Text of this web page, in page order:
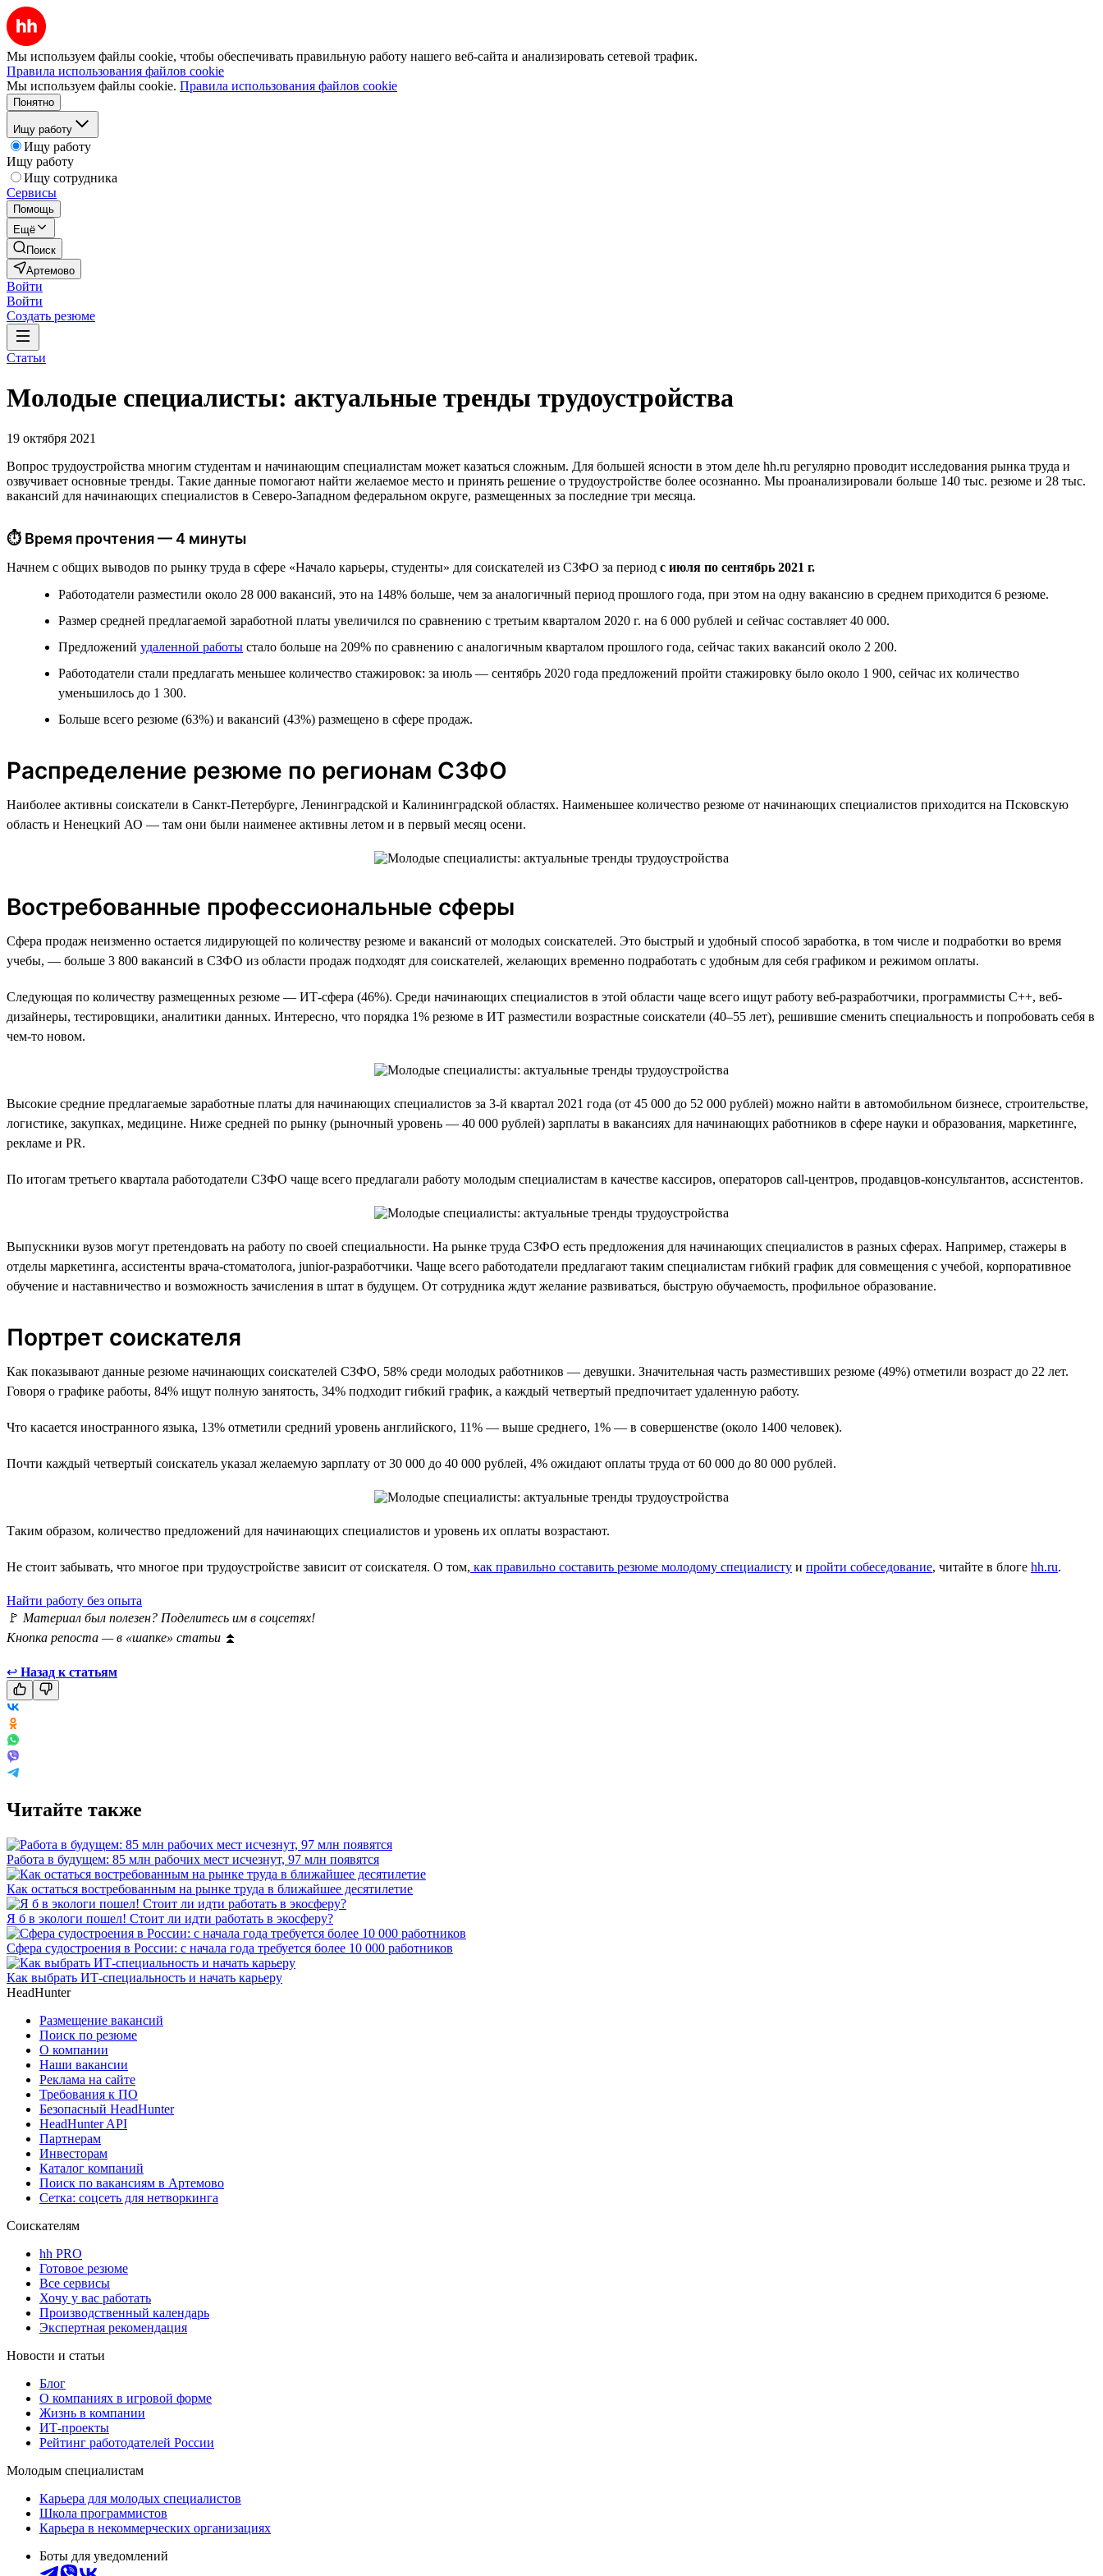
Мы используем файлы cookie, чтобы обеспечивать правильную работу нашего веб-сайта и анализировать сетевой трафик.
Правила использования файлов cookie
Мы используем файлы cookie. Правила использования файлов cookie
Понятно
Ищу работу
Ищу работу
Ищу работу
Ищу сотрудника
Сервисы
Помощь
Ещё
Поиск
Артемово
Войти
Войти
Создать резюме
Статьи
Молодые специалисты: актуальные тренды трудоустройства
19 октября 2021
Вопрос трудоустройства многим студентам и начинающим специалистам может казаться сложным. Для большей ясности в этом деле hh.ru регулярно проводит исследования рынка труда и
озвучивает основные тренды. Такие данные помогают найти желаемое место и принять решение о трудоустройстве более осознанно. Мы проанализировали больше 140 тыс. резюме и 28 тыс.
вакансий для начинающих специалистов в Северо-Западном федеральном округе, размещенных за последние три месяца.
⏱ Время прочтения — 4 минуты
Начнем с общих выводов по рынку труда в сфере «Начало карьеры, студенты» для соискателей из СЗФО за период с июля по сентябрь 2021 г.
Работодатели разместили около 28 000 вакансий, это на 148% больше, чем за аналогичный период прошлого года, при этом на одну вакансию в среднем приходится 6 резюме.
Размер средней предлагаемой заработной платы увеличился по сравнению с третьим кварталом 2020 г. на 6 000 рублей и сейчас составляет 40 000.
Предложений удаленной работы стало больше на 209% по сравнению с аналогичным кварталом прошлого года, сейчас таких вакансий около 2 200.
Работодатели стали предлагать меньшее количество стажировок: за июль — сентябрь 2020 года предложений пройти стажировку было около 1 900, сейчас их количество
уменьшилось до 1 300.
Больше всего резюме (63%) и вакансий (43%) размещено в сфере продаж.
Распределение резюме по регионам СЗФО
Наиболее активны соискатели в Санкт-Петербурге, Ленинградской и Калининградской областях. Наименьшее количество резюме от начинающих специалистов приходится на Псковскую
область и Ненецкий АО — там они были наименее активны летом и в первый месяц осени.
Востребованные профессиональные сферы
Сфера продаж неизменно остается лидирующей по количеству резюме и вакансий от молодых соискателей. Это быстрый и удобный способ заработка, в том числе и подработки во время
учебы, — больше 3 800 вакансий в СЗФО из области продаж подходят для соискателей, желающих временно подработать с удобным для себя графиком и режимом оплаты.
Следующая по количеству размещенных резюме — ИТ-сфера (46%). Среди начинающих специалистов в этой области чаще всего ищут работу веб-разработчики, программисты C++, веб-
дизайнеры, тестировщики, аналитики данных. Интересно, что порядка 1% резюме в ИТ разместили возрастные соискатели (40–55 лет), решившие сменить специальность и попробовать себя в
чем-то новом.
Высокие средние предлагаемые заработные платы для начинающих специалистов за 3-й квартал 2021 года (от 45 000 до 52 000 рублей) можно найти в автомобильном бизнесе, строительстве,
логистике, закупках, медицине. Ниже средней по рынку (рыночный уровень — 40 000 рублей) зарплаты в вакансиях для начинающих работников в сфере науки и образования, маркетинге,
рекламе и PR.
По итогам третьего квартала работодатели СЗФО чаще всего предлагали работу молодым специалистам в качестве кассиров, операторов call-центров, продавцов-консультантов, ассистентов.
Выпускники вузов могут претендовать на работу по своей специальности. На рынке труда СЗФО есть предложения для начинающих специалистов в разных сферах. Например, стажеры в
отделы маркетинга, ассистенты врача-стоматолога, junior-разработчики. Чаще всего работодатели предлагают таким специалистам гибкий график для совмещения с учебой, корпоративное
обучение и наставничество и возможность зачисления в штат в будущем. От сотрудника ждут желание развиваться, быструю обучаемость, профильное образование.
Портрет соискателя
Как показывают данные резюме начинающих соискателей СЗФО, 58% среди молодых работников — девушки. Значительная часть разместивших резюме (49%) отметили возраст до 22 лет.
Говоря о графике работы, 84% ищут полную занятость, 34% подходит гибкий график, а каждый четвертый предпочитает удаленную работу.
Что касается иностранного языка, 13% отметили средний уровень английского, 11% — выше среднего, 1% — в совершенстве (около 1400 человек).
Почти каждый четвертый соискатель указал желаемую зарплату от 30 000 до 40 000 рублей, 4% ожидают оплаты труда от 60 000 до 80 000 рублей.
Таким образом, количество предложений для начинающих специалистов и уровень их оплаты возрастают.
Не стоит забывать, что многое при трудоустройстве зависит от соискателя. О том, как правильно составить резюме молодому специалисту и пройти собеседование, читайте в блоге hh.ru.
Найти работу без опыта
🚩 Материал был полезен? Поделитесь им в соцсетях!
Кнопка репоста — в «шапке» статьи ⏫
↩ Назад к статьям
Читайте также
Работа в будущем: 85 млн рабочих мест исчезнут, 97 млн появятся
Как остаться востребованным на рынке труда в ближайшее десятилетие
Я б в экологи пошел! Стоит ли идти работать в экосферу?
Сфера судостроения в России: с начала года требуется более 10 000 работников
Как выбрать ИТ-специальность и начать карьеру
HeadHunter
Размещение вакансий
Поиск по резюме
О компании
Наши вакансии
Реклама на сайте
Требования к ПО
Безопасный HeadHunter
HeadHunter API
Партнерам
Инвесторам
Каталог компаний
Поиск по вакансиям в Артемово
Сетка: соцсеть для нетворкинга
Соискателям
hh PRO
Готовое резюме
Все сервисы
Хочу у вас работать
Производственный календарь
Экспертная рекомендация
Новости и статьи
Блог
О компаниях в игровой форме
Жизнь в компании
ИТ-проекты
Рейтинг работодателей России
Молодым специалистам
Карьера для молодых специалистов
Школа программистов
Карьера в некоммерческих организациях
Боты для уведомлений